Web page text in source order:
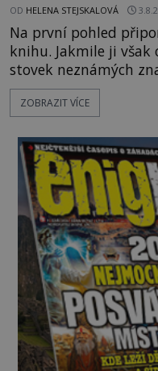
OD HELENA STEJSKALOVÁ
Na první pohled
knihu. Jakmile ji však
stovek neznámých
textu, který už téměř
pokusům o
jistotou neví, kdo jej
vlastně vypráví. Rohoncský kodex se poprvé
objevuje v roce
ZOBRAZIT VÍCE